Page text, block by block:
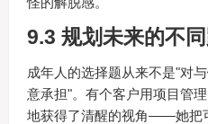
9.3 规划未来的不
成年人的选择题从来不是"对
意承担"。有个客户用项目管
地获得了清醒的视角——她把